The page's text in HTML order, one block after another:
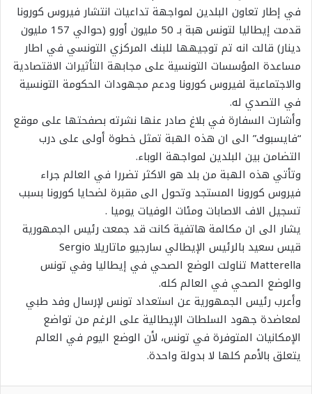
في إطار تعاون البلدين لمواجهة تداعيات انتشار فيروس كورونا
قدمت إيطاليا لتونس هبة بـ 50 مليون أورو (حوالي 157 مليون
دينار) قالت انه تم توجيهها للبنك المركزي التونسي في اطار
مساعدة المؤسسات التونسية على مجابهة التأثيرات الاقتصادية
والاجتماعية لفيروس كورونا ودعم مجهودات الحكومة التونسية
في التصدي له.
وأشارت السفارة في بلاغ صادر عنها نشرته بصفحتها على موقع
“فايسبوك” الى ان هذه الهبة تمثل خطوة أولى على درب
التضامن بين البلدين لمواجهة الوباء.
وتأتي هذه الهبة من بلد هو الاكثر تضررا في العالم جراء
فيروس كورونا المستجد وتحول الى مقبرة لضحايا كورونا بسبب
تسجيل الاف الاصابات ومئات الوفيات يوميا .
يشار الى ان مكالمة هاتفية كانت قد جمعت رئيس الجمهورية
قيس سعيد بالرئيس الإيطالي سارجيو ماتاريلا Sergio
Matterella تناولت الوضع الصحي في إيطاليا وفي تونس
والوضع الصحي في العالم كله.
وأعرب رئيس الجمهورية عن استعداد تونس لإرسال وفد طبي
لمعاضدة جهود السلطات الإيطالية على الرغم من تواضع
الإمكانيات المتوفرة في تونس، لأن الوضع اليوم في العالم
يتعلق بالأمم كلها لا بدولة واحدة.